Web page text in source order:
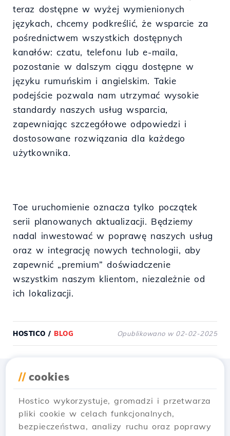
teraz dostępne w wyżej wymienionych
językach, chcemy podkreślić, że wsparcie za
pośrednictwem wszystkich dostępnych
kanałów: czatu, telefonu lub e-maila,
pozostanie w dalszym ciągu dostępne w
języku rumuńskim i angielskim. Takie
podejście pozwala nam utrzymać wysokie
standardy naszych usług wsparcia,
zapewniając szczegółowe odpowiedzi i
dostosowane rozwiązania dla każdego
użytkownika.
Toe uruchomienie oznacza tylko początek
serii planowanych aktualizacji. Będziemy
nadal inwestować w poprawę naszych usług
oraz w integrację nowych technologii, aby
zapewnić „premium” doświadczenie
wszystkim naszym klientom, niezależnie od
ich lokalizacji.
HOSTICO / BLOG Opublikowano w 02-02-2025
// cookies
Hostico wykorzystuje, gromadzi i przetwarza
pliki cookie w celach funkcjonalnych,
bezpieczeństwa, analizy ruchu oraz poprawy
Pobierz aplikację